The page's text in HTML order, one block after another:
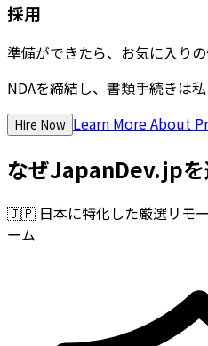
採用
準備ができたら、お気に入りの
NDAを締結し、書類手続きは私
Hire Now Learn More About
なぜJapanDev.jpを
🇯🇵 日本に特化した厳選リモ
ーム